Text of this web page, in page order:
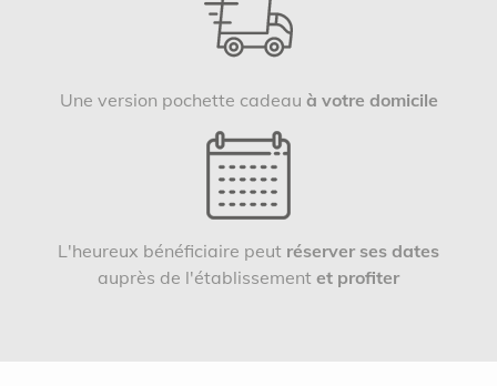
Une version pochette cadeau à votre domicile
L'heureux bénéficiaire peut réserver ses dates
auprès de l'établissement et profiter